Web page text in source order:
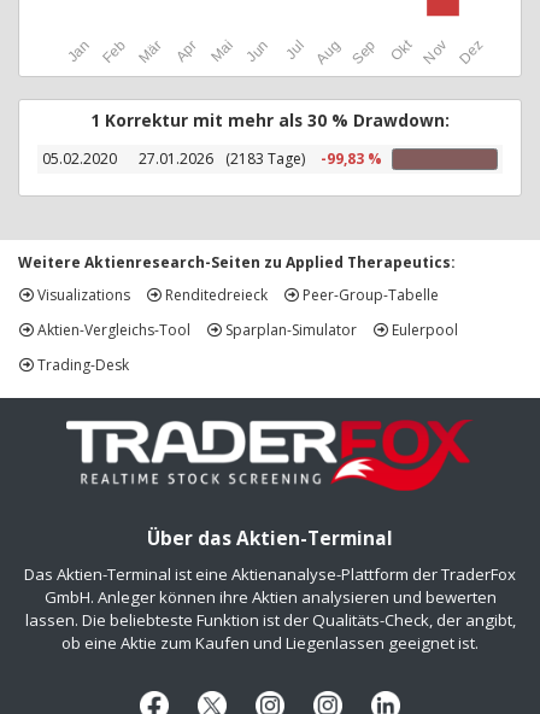
Jan Feb Mär Apr Mai Jun Jul Aug Sep Okt Nov Dez
1 Korrektur mit mehr als 30 % Drawdown:
05.02.2020 27.01.2026 (2183 Tage) -99,83 %
Weitere Aktienresearch-Seiten zu Applied Therapeutics:
Visualizations
Renditedreieck
Peer-Group-Tabelle
Aktien-Vergleichs-Tool
Sparplan-Simulator
Eulerpool
Trading-Desk
Über das Aktien-Terminal
Das Aktien-Terminal ist eine Aktienanalyse-Plattform der TraderFox
GmbH. Anleger können ihre Aktien analysieren und bewerten
lassen. Die beliebteste Funktion ist der Qualitäts-Check, der angibt,
ob eine Aktie zum Kaufen und Liegenlassen geeignet ist.